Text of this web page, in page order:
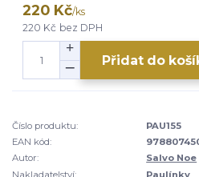
220 Kč/ks
220 Kč bez DPH
Přidat do
Číslo produktu:
PAU155
EAN kód:
Autor:
Salvo Noe
Nakladatelství:
Paulínky